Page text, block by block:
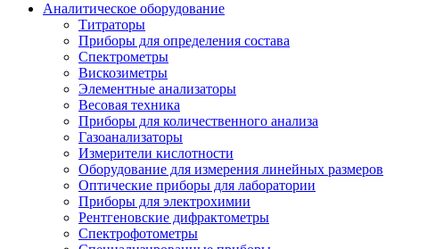
Аналитическое оборудование
Титраторы
Приборы для определения состава
Спектрометры
Вискозиметры
Элементные анализаторы
Весовая техника
Приборы для количественного анализа
Газоанализаторы
Измерители кислотности
Оборудование для измерения линейных размеров
Оптические приборы для лаборатории
Приборы для электрохимии
Рентгеновские дифрактометры
Спектрофотометры